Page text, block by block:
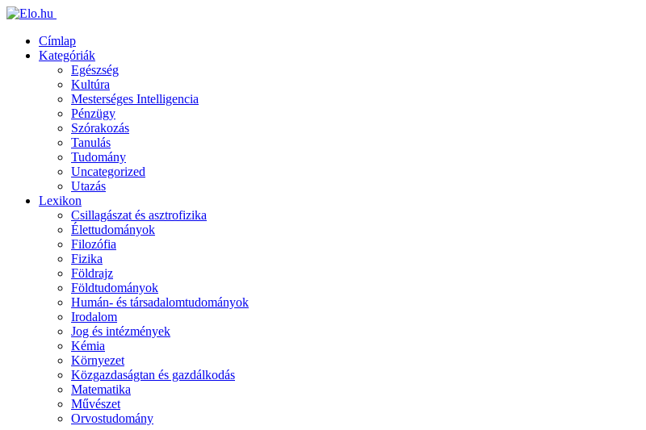
Címlap
Kategóriák
Egészség
Kultúra
Mesterséges Intelligencia
Pénzügy
Szórakozás
Tanulás
Tudomány
Uncategorized
Utazás
Lexikon
Csillagászat és asztrofizika
Élettudományok
Filozófia
Fizika
Földrajz
Földtudományok
Humán- és társadalomtudományok
Irodalom
Jog és intézmények
Kémia
Környezet
Közgazdaságtan és gazdálkodás
Matematika
Művészet
Orvostudomány